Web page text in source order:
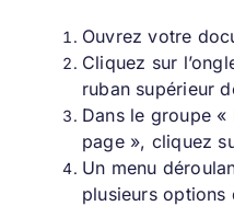
Ouvrez votre
Cliquez sur
ruban supérieur
Dans le groupe
page », cliquez
Un menu
plusieurs options